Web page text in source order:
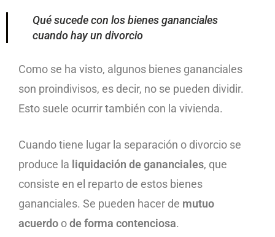
Qué sucede con los bienes gananciales
cuando hay un divorcio
Como se ha visto, algunos bienes gananciales
son proindivisos, es decir, no se pueden dividir.
Esto suele ocurrir también con la vivienda.
Cuando tiene lugar la separación o divorcio se
produce la liquidación de gananciales, que
consiste en el reparto de estos bienes
gananciales. Se pueden hacer de mutuo
acuerdo ode forma contenciosa.